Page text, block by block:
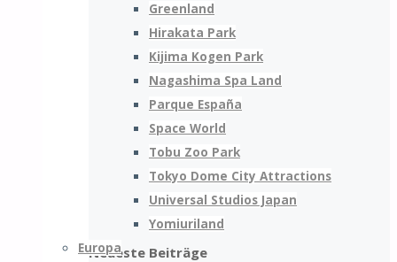
Greenland
Hirakata Park
Kijima Kogen Park
Nagashima Spa Land
Parque España
Space World
Tobu Zoo Park
Tokyo Dome City Attractions
Universal Studios Japan
Yomiuriland
Europa
Neueste Beiträge